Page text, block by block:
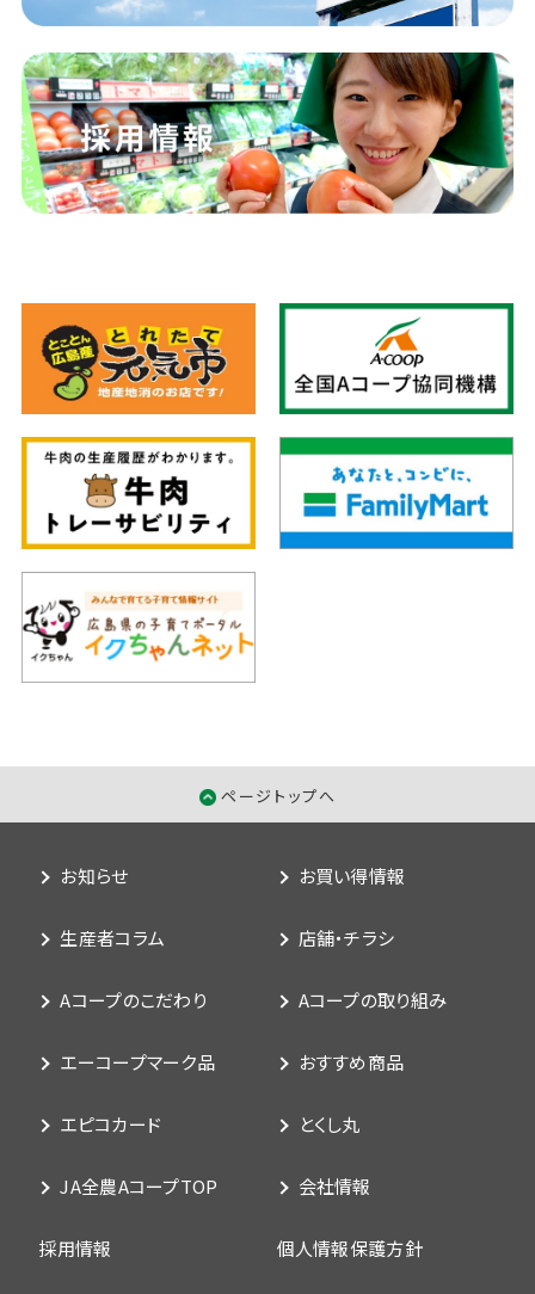
ページトップへ
お知らせ お買い得情報
生産者コラム 店舗・チラシ
Aコープのこだわり Aコープの取り組み
エーコープマーク品 おすすめ商品
エピコカード とくし丸
JA全農AコープTOP 会社情報
採用情報 個人情報保護方針